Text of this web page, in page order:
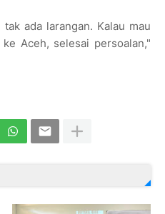
ada larangan. Kalau mau
Aceh, selesai persoalan,"